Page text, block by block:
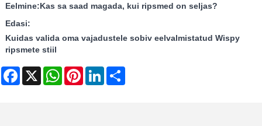
Eelmine:Kas sa saad magada, kui ripsmed on seljas?
Edasi:
Kuidas valida oma vajadustele sobiv eelvalmistatud Wispy
ripsmete stiil
Facebook
X WhatsAppPinterestLinkedIn